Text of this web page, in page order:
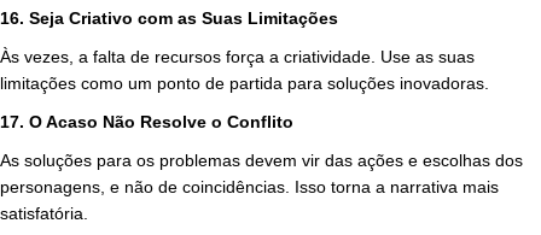
16. Seja Criativo com as Suas Limitações
Às vezes, a falta de recursos força a criatividade. Use as suas
limitações como um ponto de partida para soluções inovadoras.
17. O Acaso Não Resolve o Conflito
As soluções para os problemas devem vir das ações e escolhas dos
personagens, e não de coincidências. Isso torna a narrativa mais
satisfatória.